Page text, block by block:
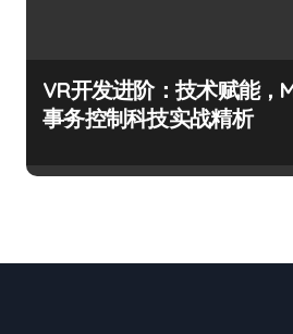
VR开发进阶：技术赋能，
事务控制科技实战精析